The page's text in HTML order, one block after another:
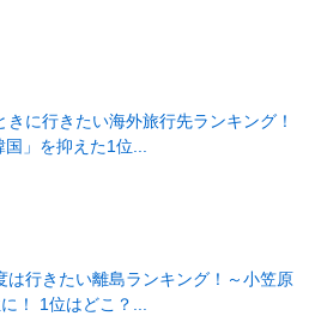
きに行きたい海外旅行先ランキング！
国」を抑えた1位...
は行きたい離島ランキング！～小笠原
！ 1位はどこ？...